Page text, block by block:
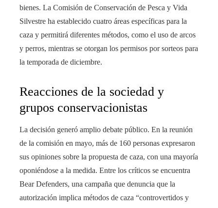
bienes. La Comisión de Conservación de Pesca y Vida
Silvestre ha establecido cuatro áreas específicas para la
caza y permitirá diferentes métodos, como el uso de arcos
y perros, mientras se otorgan los permisos por sorteos para
la temporada de diciembre.
Reacciones de la sociedad y
grupos conservacionistas
La decisión generó amplio debate público. En la reunión
de la comisión en mayo, más de 160 personas expresaron
sus opiniones sobre la propuesta de caza, con una mayoría
oponiéndose a la medida. Entre los críticos se encuentra
Bear Defenders, una campaña que denuncia que la
autorización implica métodos de caza “controvertidos y